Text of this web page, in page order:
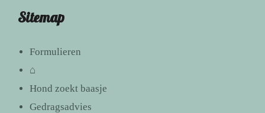
Sitemap
Formulieren
⌂
Hond zoekt baasje
Gedragsadvies